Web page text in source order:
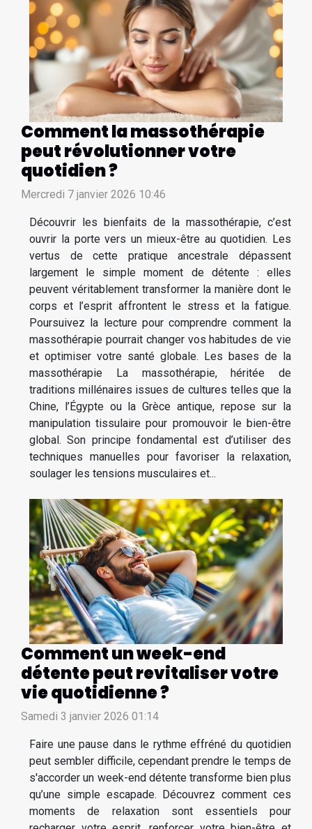
Comment la massothérapie
peut révolutionner votre
quotidien ?
Mercredi 7 janvier 2026 10:46
Découvrir les bienfaits de la massothérapie, c’est
ouvrir la porte vers un mieux-être au quotidien. Les
vertus de cette pratique ancestrale dépassent
largement le simple moment de détente : elles
peuvent véritablement transformer la manière dont le
corps et l’esprit affrontent le stress et la fatigue.
Poursuivez la lecture pour comprendre comment la
massothérapie pourrait changer vos habitudes de vie
et optimiser votre santé globale. Les bases de la
massothérapie La massothérapie, héritée de
traditions millénaires issues de cultures telles que la
Chine, l’Égypte ou la Grèce antique, repose sur la
manipulation tissulaire pour promouvoir le bien-être
global. Son principe fondamental est d’utiliser des
techniques manuelles pour favoriser la relaxation,
soulager les tensions musculaires et...
Comment un week-end
détente peut revitaliser votre
vie quotidienne ?
Samedi 3 janvier 2026 01:14
Faire une pause dans le rythme effréné du quotidien
peut sembler difficile, cependant prendre le temps de
s'accorder un week-end détente transforme bien plus
qu’une simple escapade. Découvrez comment ces
moments de relaxation sont essentiels pour